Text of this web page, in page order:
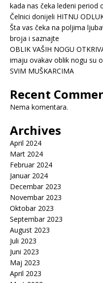
kada nas čeka ledeni period
Čelnici donijeli HITNU
Šta vas čeka na poljima
broja i saznajte
OBLIK VAŠIH NOGU
imaju ovakav oblik nogu su
SVIM MUŠKARCIMA
Recent
Nema komentara.
Archives
April 2024
Mart 2024
Februar 2024
Januar 2024
Decembar 2023
Novembar 2023
Oktobar 2023
Septembar 2023
August 2023
Juli 2023
Juni 2023
Maj 2023
April 2023